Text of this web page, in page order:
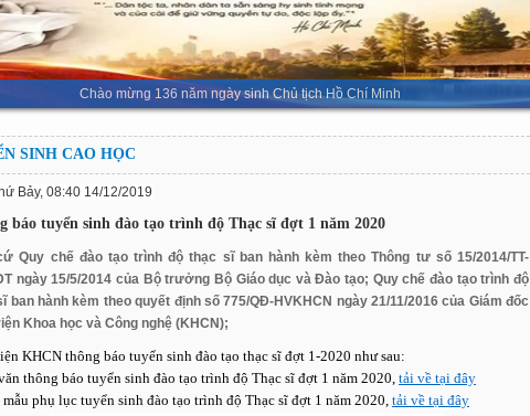
Chào mừng 136 năm ngày sinh Chủ tịch Hồ Chí Minh
SINH CAO HỌC
Bảy, 08:40 14/12/2019
báo tuyển sinh đào tạo trình độ Thạc sĩ đợt 1 năm 2020
Quy chế đào tạo trình độ thạc sĩ ban hành kèm theo Thông tư số 15/2014/TT-
ngày 15/5/2014 của Bộ trưởng Bộ Giáo dục và Đào tạo; Quy chế đào tạo trình độ
ban hành kèm theo quyết định số 775/QĐ-HVKHCN ngày 21/11/2016 của Giám đốc
Khoa học và Công nghệ (KHCN);
KHCN thông báo tuyển sinh đào tạo thạc sĩ đợt 1-2020 như sau:
thông báo tuyển sinh đào tạo trình độ Thạc sĩ đợt 1 năm 2020, tải về tại đây
phụ lục tuyển sinh đào tạo trình độ Thạc sĩ đợt 1 năm 2020, tải về tại đây